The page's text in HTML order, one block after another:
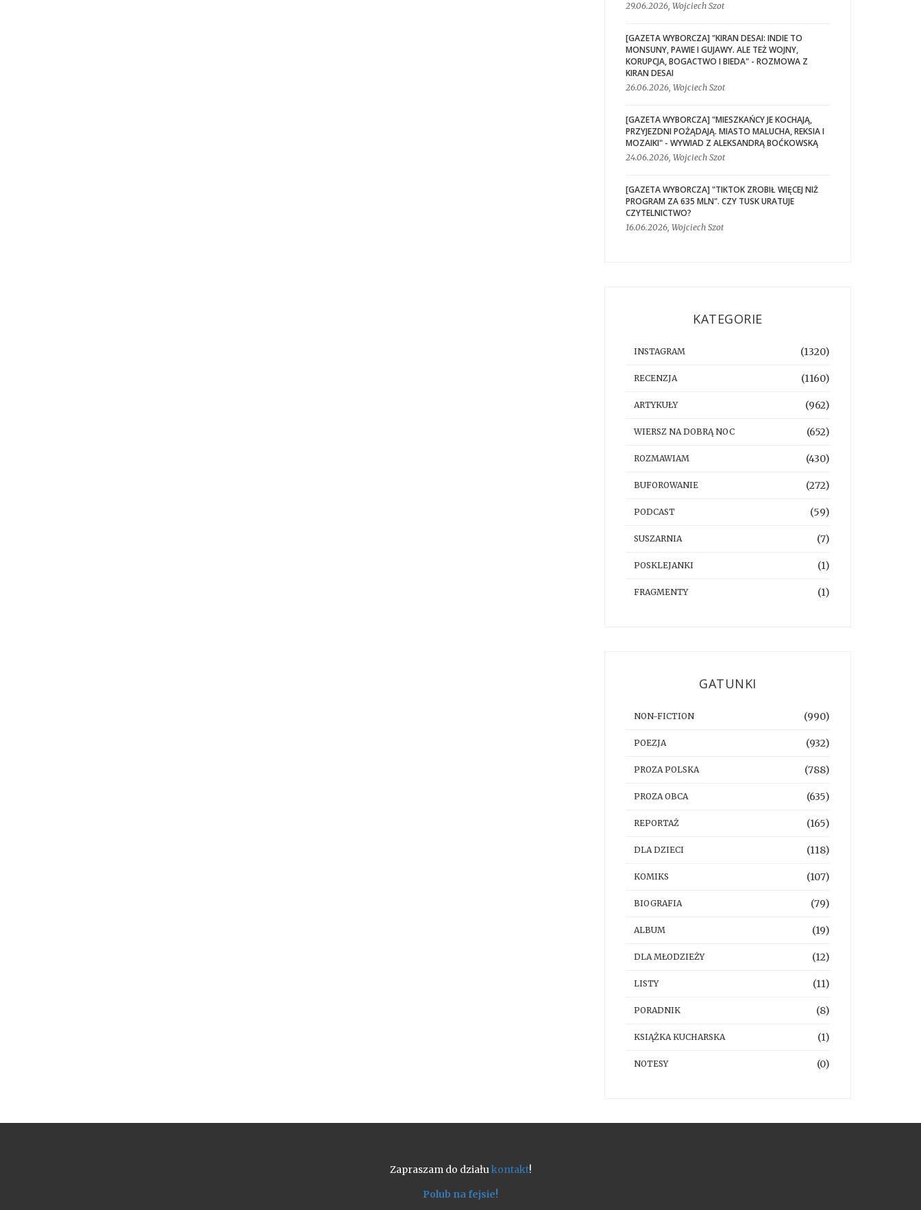
29.06.2026, Wojciech Szot
[GAZETA WYBORCZA] "KIRAN DESAI: INDIE TO
MONSUNY, PAWIE I GUJAWY. ALE TEŻ WOJNY,
KORUPCJA, BOGACTWO I BIEDA" - ROZMOWA Z
KIRAN DESAI
26.06.2026, Wojciech Szot
[GAZETA WYBORCZA] "MIESZKAŃCY JE KOCHAJĄ,
PRZYJEZDNI POŻĄDAJĄ. MIASTO MALUCHA, REKSIA I
MOZAIKI" - WYWIAD Z ALEKSANDRĄ BOĆKOWSKĄ
24.06.2026, Wojciech Szot
[GAZETA WYBORCZA] "TIKTOK ZROBIŁ WIĘCEJ NIŻ
PROGRAM ZA 635 MLN". CZY TUSK URATUJE
CZYTELNICTWO?
16.06.2026, Wojciech Szot
KATEGORIE
INSTAGRAM (1320)
RECENZJA (1160)
ARTYKUŁY (962)
WIERSZ NA DOBRĄ NOC (652)
ROZMAWIAM (430)
BUFOROWANIE (272)
PODCAST (59)
SUSZARNIA (7)
POSKLEJANKI (1)
FRAGMENTY (1)
GATUNKI
NON-FICTION (990)
POEZJA (932)
PROZA POLSKA (788)
PROZA OBCA (635)
REPORTAŻ (165)
DLA DZIECI (118)
KOMIKS (107)
BIOGRAFIA (79)
ALBUM (19)
DLA MŁODZIEŻY (12)
LISTY (11)
PORADNIK (8)
KSIĄŻKA KUCHARSKA (1)
NOTESY (0)
Zapraszam do działukontakt!
Polub na fejsie!